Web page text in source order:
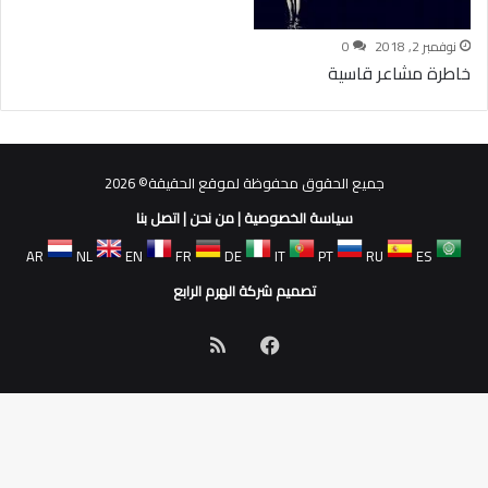
نوفمبر 2, 2018 0
خاطرة مشاعر قاسية
جميع الحقوق محفوظة لموقع الحقيقة© 2026
سياسة الخصوصية|من نحن|اتصل بنا
AR
NL EN FR DE IT PT RU
ES
تصميم شركة الهرم الرابع
فيسبوك
الموقع